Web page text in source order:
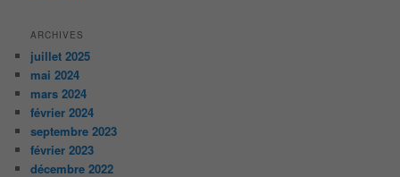
ARCHIVES
juillet 2025
mai 2024
mars 2024
février 2024
septembre 2023
février 2023
décembre 2022